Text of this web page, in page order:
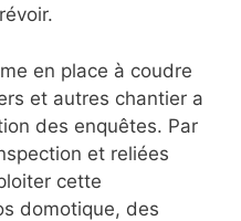
en place à coudre
et autres chantier a
des enquêtes. Par
et reliées
cette
domotique, des